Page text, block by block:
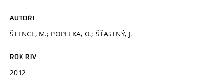
AUTOŘI
ŠTENCL, M.; POPELKA, O.; ŠŤASTNÝ, J.
ROK RIV
2012